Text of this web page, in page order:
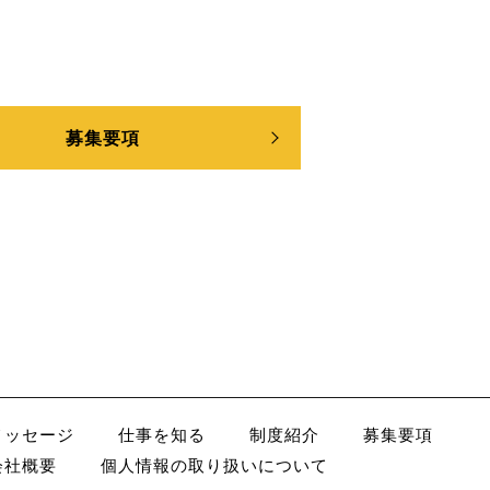
募集要項
ッセージ 仕事を知る 制度紹介
募集要項
社概要
個人情報の取り扱いについて